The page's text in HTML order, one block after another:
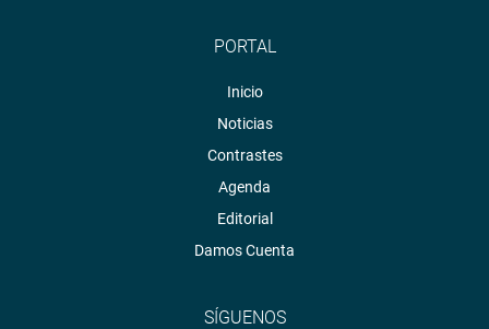
PORTAL
Inicio
Noticias
Contrastes
Agenda
Editorial
Damos Cuenta
SÍGUENOS